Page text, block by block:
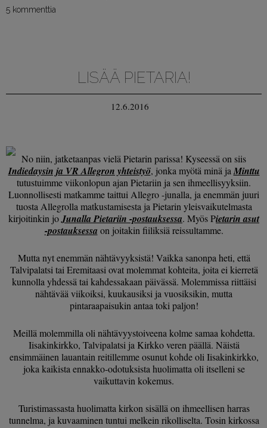
5 kommenttia
LISÄÄ PIETARIA!
12.6.2016
No niin, jatketaanpas vielä Pietarin parissa! Kyseessä on siis
Indiedaysin ja VR Allegron yhteistyö, jonka myötä minä ja Minttu
tutustuimme viikonlopun ajan Pietariin ja sen ihmeellisyyksiin.
Luonnollisesti matkamme taittui Allegro -junalla, ja enemmän juuri
tuosta Allegrolla matkustamisesta ja Pietarin yleisvaikutelmasta
kirjoitinkin joJunalla Pietariin -postauksessa. Myös Pietarin asut
-postauksessa on joitakin fiiliksiä reissultamme.
Mutta nyt enemmän nähtävyyksistä! Vaikka sanonpa heti, että
Talvipalatsi tai Eremitaasi ovat molemmat kohteita, joita ei kierretä
kunnolla yhdessä tai kahdessakaan päivässä. Molemmissa riittäisi
nähtävää viikoiksi, kuukausiksi ja vuosiksikin, mutta
pintaraapaisukin antaa toki paljon!
Meillä molemmilla oli nähtävyystoiveena kolme samaa kohdetta.
Iisakinkirkko, Talvipalatsi ja Kirkko veren päällä. Näistä
ensimmäinen lauantain reitillemme osunut kohde oli Iisakinkirkko,
joka kaikista ennakko-odotuksista huolimatta oli itselleni se
vaikuttavin kokemus.
Turistimassasta huolimatta kirkon sisällä on ihmeellisen harras
tunnelma, ja kuvaaminen tuntui melkein rikolliselta. Tosin kirkossa